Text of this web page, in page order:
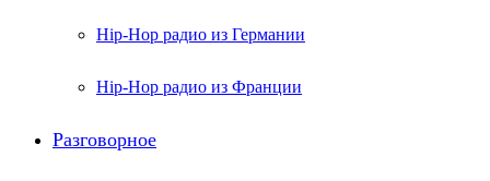
Hip-Hop радио из Германии
Hip-Hop радио из Франции
Разговорное